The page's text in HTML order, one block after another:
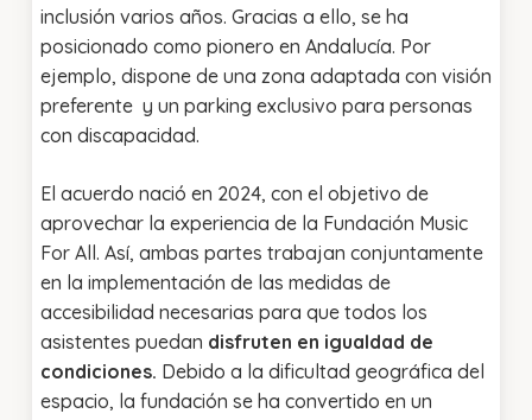
inclusión varios años. Gracias a ello, se ha
posicionado como pionero en Andalucía. Por
ejemplo, dispone de una zona adaptada con visión
preferente y un parking exclusivo para personas
con discapacidad.
El acuerdo nació en 2024, con el objetivo de
aprovechar la experiencia de la Fundación Music
For All. Así, ambas partes trabajan conjuntamente
en la implementación de las medidas de
accesibilidad necesarias para que todos los
asistentes puedan disfruten en igualdad de
condiciones. Debido a la dificultad geográfica del
espacio, la fundación se ha convertido en un